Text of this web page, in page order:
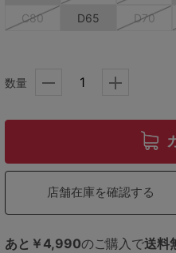
WEB限定アイテム
C80
D65 D70
数量
店舗在庫を確認する
あと￥4,990のご購入で送料